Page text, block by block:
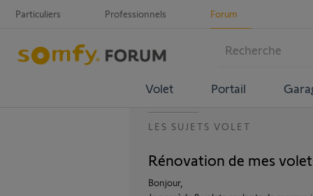
Particuliers Professionnels Forum
Volet Portail
LES SUJETS VOLET
Rénovation de mes
Bonjour,